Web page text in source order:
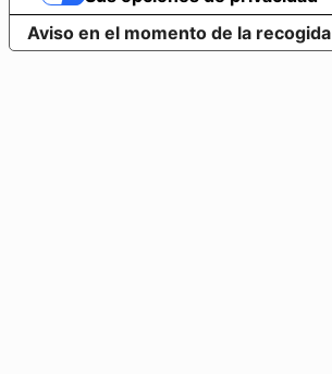
Aviso en el momento de la recogida